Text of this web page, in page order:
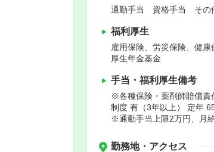
通勤手当 資格手当 その
福利厚生
雇用保険、労災保険、健
厚生年金基金
手当・福利厚生備考
※各種保険・薬剤師賠償責
制度 有（3年以上） 定年
※通勤手当上限2万円、月
勤務地・アクセス